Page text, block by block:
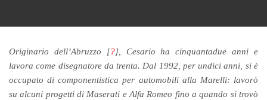
Originario dell’Abruzzo [?], Cesario ha cinquantadue anni e
lavora come disegnatore da trenta. Dal 1992, per undici anni, si è
occupato di componentistica per automobili alla Marelli: lavorò
su alcuni progetti di Maserati e Alfa Romeo fino a quando si trovò